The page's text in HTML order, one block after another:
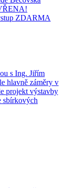
ZDARMA
s Ing. Jiřím
hlavně záměry v
projekt výstavby
sbírkových